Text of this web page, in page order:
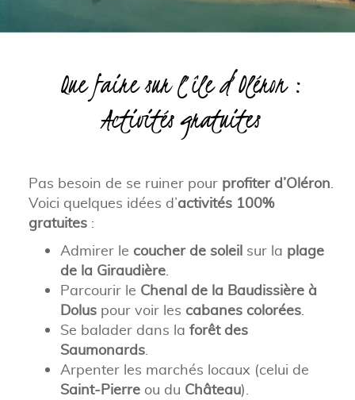
Que faire sur l’île d’Oléron :
Activités gratuites
Pas besoin de se ruiner pour profiter d’Oléron.
Voici quelques idées d’activités 100%
gratuites:
Admirer le coucher de soleilsur la plage
de la Giraudière.
Parcourir le Chenal de la Baudissière à
Doluspour voir les cabanes colorées.
Se balader dans la forêt des
Saumonards.
Arpenter les marchés locaux (celui de
Saint-Pierreou du Château).